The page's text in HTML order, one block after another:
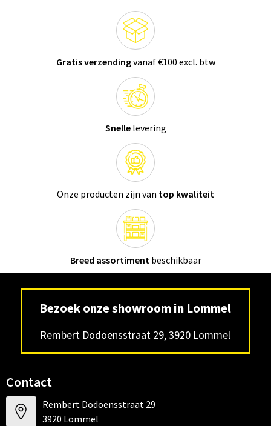
Gratis verzendingvanaf €100 excl. btw
Snellelevering
Onze producten zijn van top kwaliteit
Breed assortiment beschikbaar
Bezoek onze showroom in Lommel
Rembert Dodoensstraat 29, 3920 Lommel
Contact
Rembert Dodoensstraat 29
3920 Lommel